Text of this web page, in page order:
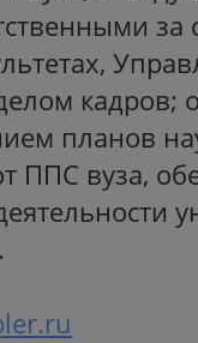
за
кадров;
планов
ППС вуза,